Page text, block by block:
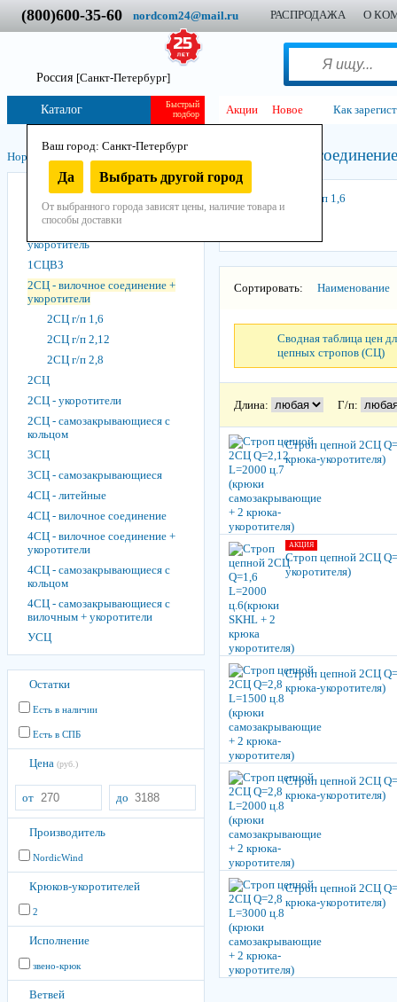
(800)600-35-60 nordcom24@mail.ru РАСПРОДАЖА О
Россия [Санкт-Петербург]
Ваш город: Санкт-Петербург
Да Выбрать другой город
От выбранного города зависят цены, наличие товара и
способы доставки
Быстрый
подбор
Каталог Акции Новое Как
Нордком Стропы Стропы цепные 2СЦ - вилочное
1СЦ
укоротитель
1СЦВЗ
2СЦ - вилочное соединение +
укоротители
2СЦ г/п 1,6
2СЦ г/п 2,12
2СЦ г/п 2,8
2СЦ
2СЦ - укоротители
2СЦ - самозакры­вающиеся с
кольцом
3СЦ
3СЦ - самозакры­вающиеся
4СЦ - литейные
4СЦ - вилочное соединение
4СЦ - вилочное соединение +
укоротители
4СЦ - самозакры­вающиеся с
кольцом
4СЦ - самозакры­вающиеся с
вилочным + укоротители
УСЦ
Остатки
Есть в наличии
Есть в СПБ
Цена (руб.)
от до
Производитель
NordicWind
Крюков-укоротителей
2
Исполнение
звено-крюк
Ветвей
2СЦ г/п 1,6
Сортировать: Наименование
Сводная таблица цен
цепных стропов (СЦ)
Длина: Г/п:
Строп цепной 2СЦ
крюка-укоротителя)
АКЦИЯ
Строп цепной 2СЦ
укоротителя)
Строп цепной 2СЦ
крюка-укоротителя)
Строп цепной 2СЦ
крюка-укоротителя)
Строп цепной 2СЦ
крюка-укоротителя)